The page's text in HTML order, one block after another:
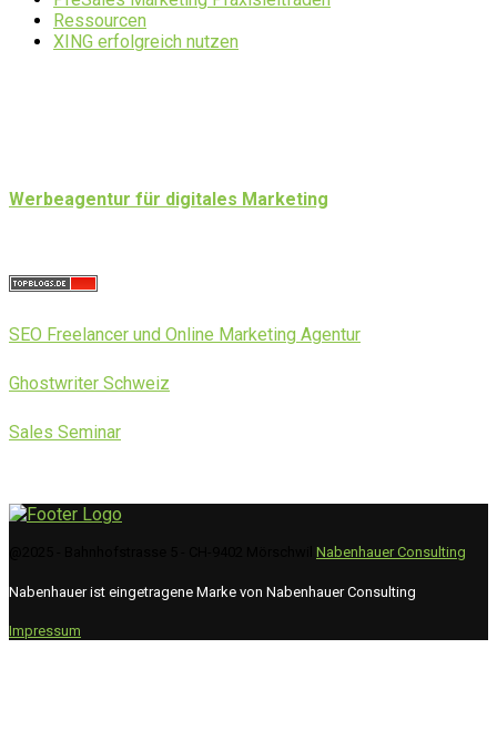
Ressourcen
XING erfolgreich nutzen
Werbeagentur für digitales Marketing
SEO Freelancer und Online Marketing Agentur
Ghostwriter Schweiz
Sales Seminar
Nabenhauer Consulting
Nabenhauer ist eingetragene Marke von Nabenhauer Consulting
Impressum